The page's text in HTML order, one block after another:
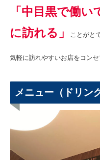
「中目黒で働
に訪れる」
ことがと
気軽に訪れやすいお店をコン
メニュー（ドリン